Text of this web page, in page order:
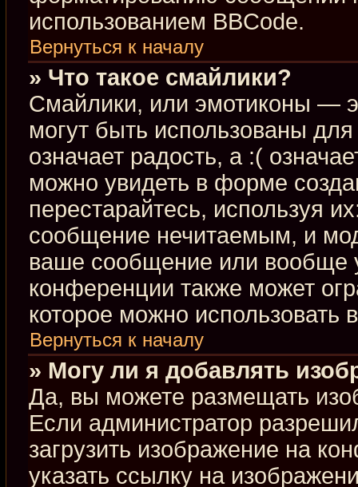
использованием BBCode.
Вернуться к началу
» Что такое смайлики?
Смайлики, или эмотиконы —
могут быть использованы
означает радость, а :(
можно увидеть в форме
перестарайтесь, используя
сообщение нечитаемым, и
ваше сообщение или вообще
конференции также может
которое можно использовать
Вернуться к началу
» Могу ли я добавлять
Да, вы можете размещать
Если администратор
загрузить изображение на
указать ссылку на